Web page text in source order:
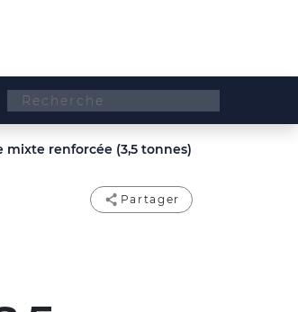
mixte renforcée (3,5 tonnes)
Partager